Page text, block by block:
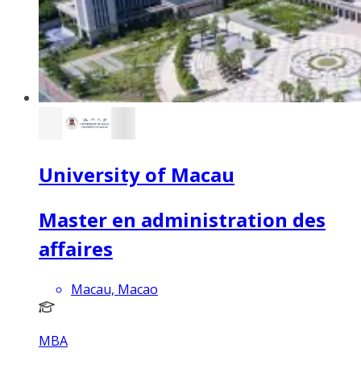
University of Macau
Master en administration des
affaires
Macau, Macao
MBA